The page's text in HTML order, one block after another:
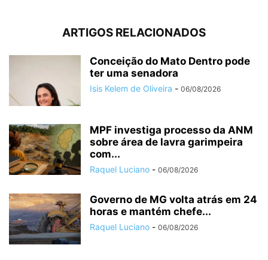
ARTIGOS RELACIONADOS
Conceição do Mato Dentro pode
ter uma senadora
Isis Kelem de Oliveira - 06/08/2026
MPF investiga processo da ANM
sobre área de lavra garimpeira
com...
Raquel Luciano - 06/08/2026
Governo de MG volta atrás em 24
horas e mantém chefe...
Raquel Luciano - 06/08/2026